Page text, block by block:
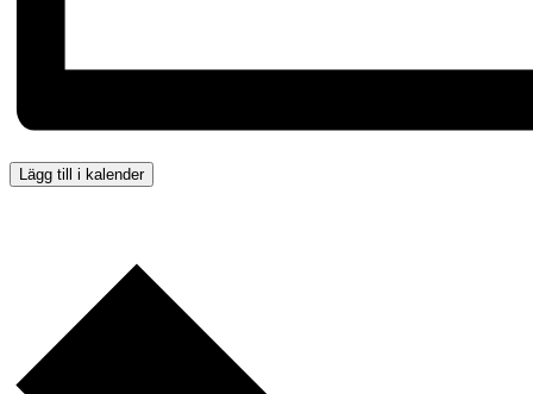
Lägg till i kalender